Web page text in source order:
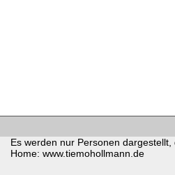
Es werden nur Personen
Home: www.tiemohollmann.de